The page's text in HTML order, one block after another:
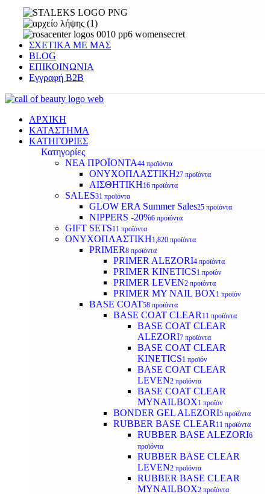
ΣΧΕΤΙΚΑ ΜΕ ΜΑΣ
BLOG
ΕΠΙΚΟΙΝΩΝΙΑ
Εγγραφή Β2Β
ΑΡΧΙΚΗ
ΚΑΤΑΣΤΗΜΑ
ΚΑΤΗΓΟΡΙΕΣ
Κατηγορίες
ΝΕΑ ΠΡΟΪΟΝΤΑ44 προϊόντα
ΟΝΥΧΟΠΛΑΣΤΙΚΗ27 προϊόντα
ΑΙΣΘΗΤΙΚΗ16 προϊόντα
SALES31 προϊόντα
GLOW ERA Summer Sales25 προϊόντα
NIPPERS -20%6 προϊόντα
GIFT SETS11 προϊόντα
ΟΝΥΧΟΠΛΑΣΤΙΚΗ1,820 προϊόντα
PRIMER8 προϊόντα
PRIMER ALEZORI4 προϊόντα
PRIMER KINETICS1 προϊόν
PRIMER LEVEN2 προϊόντα
PRIMER MY NAIL BOX1 προϊόν
BASE COAT58 προϊόντα
BASE COAT CLEAR 11 προϊόντα
BASE COAT CLEAR
ALEZORI7 προϊόντα
BASE COAT CLEAR
KINETICS1 προϊόν
BASE COAT CLEAR
LEVEN2 προϊόντα
BASE COAT CLEAR
MYNAILBOX1 προϊόν
BONDER GEL ALEZORI5 προϊόντα
RUBBER BASE CLEAR 11 προϊόντα
RUBBER BASE ALEZORI6
προϊόντα
RUBBER BASE CLEAR
LEVEN2 προϊόντα
RUBBER BASE CLEAR
MYNAILBOX2 προϊόντα